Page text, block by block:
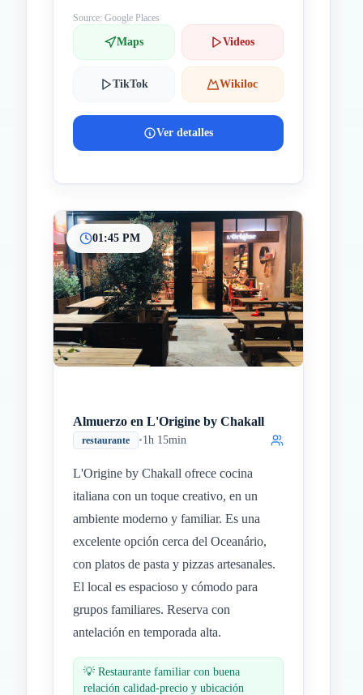
Source: Google Places
Maps Videos
TikTok Wikiloc
Ver detalles
01:45 PM
Almuerzo en L'Origine by Chakall
restaurante •1h 15min
L'Origine by Chakall ofrece cocina
italiana con un toque creativo, en un
ambiente moderno y familiar. Es una
excelente opción cerca del Oceanário,
con platos de pasta y pizzas artesanales.
El local es espacioso y cómodo para
grupos familiares. Reserva con
antelación en temporada alta.
💡 Restaurante familiar con buena
relación calidad-precio y ubicación